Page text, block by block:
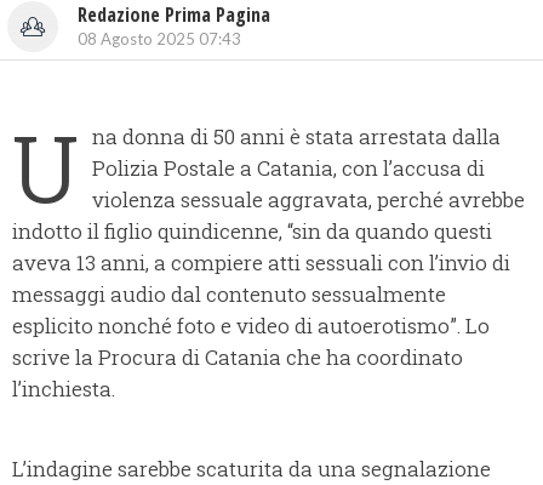
Redazione Prima Pagina
08 Agosto 2025 07:43
U na donna di 50 anni è stata arrestata dalla
Polizia Postale a Catania, con l’accusa di
violenza sessuale aggravata, perché avrebbe
indotto il figlio quindicenne, “sin da quando questi
aveva 13 anni, a compiere atti sessuali con l’invio di
messaggi audio dal contenuto sessualmente
esplicito nonché foto e video di autoerotismo”. Lo
scrive la Procura di Catania che ha coordinato
l’inchiesta.
L’indagine sarebbe scaturita da una segnalazione